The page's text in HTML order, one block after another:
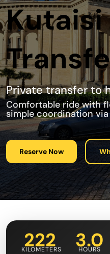
Kutaisi
Private transfer to
Comfortable ride with
simple coordination
Reserve Now
222
KILOMETERS 3.0
HOURS